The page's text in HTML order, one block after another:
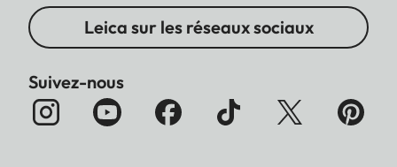
Leica sur les réseaux sociaux
Suivez-nous